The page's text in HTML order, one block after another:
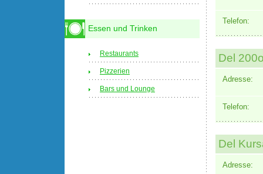
Telefon:
Del
Adresse:
Telefon:
Del
Adresse:
Essen und Trinken
Restaurants
Pizzerien
Bars und Lounge